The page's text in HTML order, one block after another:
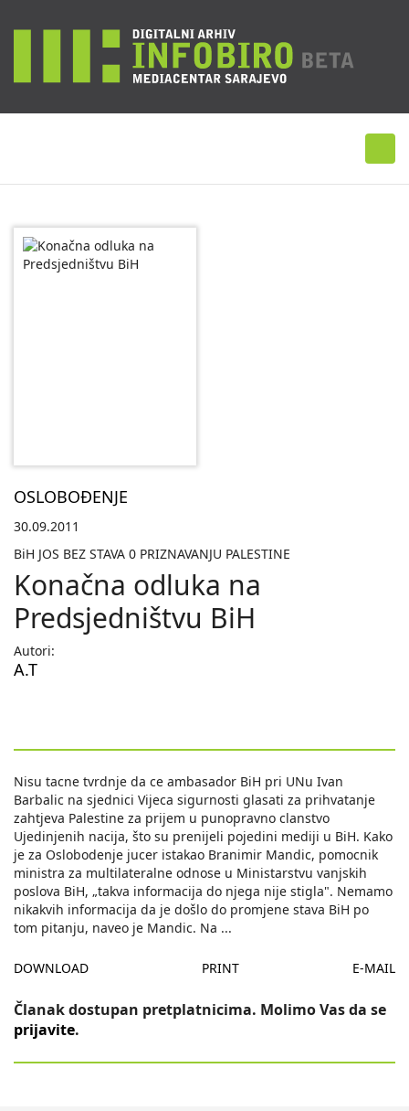
OSLOBOĐENJE
30.09.2011
BiH JOS BEZ STAVA 0 PRIZNAVANJU PALESTINE
Konačna odluka na
Predsjedništvu BiH
Autori:
A.T
Nisu tacne tvrdnje da ce ambasador BiH pri UNu Ivan
Barbalic na sjednici Vijeca sigurnosti glasati za prihvatanje
zahtjeva Palestine za prijem u punopravno clanstvo
Ujedinjenih nacija, što su prenijeli pojedini mediji u BiH. Kako
je za Oslobodenje jucer istakao Branimir Mandic, pomocnik
ministra za multilateralne odnose u Ministarstvu vanjskih
poslova BiH, „takva informacija do njega nije stigla". Nemamo
nikakvih informacija da je došlo do promjene stava BiH po
tom pitanju, naveo je Mandic. Na ...
DOWNLOAD PRINT E-MAIL
Članak dostupan pretplatnicima. Molimo Vas da se
prijavite.